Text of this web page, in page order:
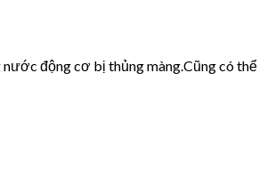
động cơ bị thủng màng.Cũng có thể